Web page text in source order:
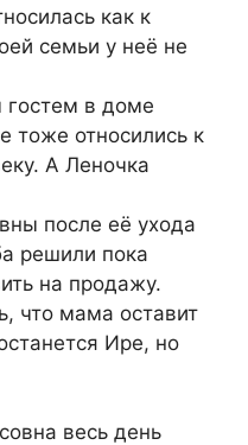
как к
семьи у неё не
гостем в доме
тоже относились к
А Леночка
после её ухода
решили пока
на продажу.
что мама оставит
Ире, но
весь день